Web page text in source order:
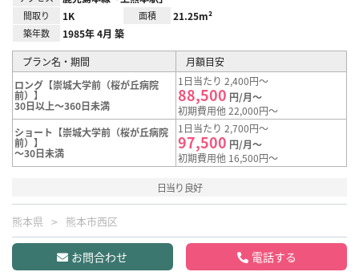
間取り 1K 面積 21.25m²
築年数 1985年 4月 築
プラン名・期間
月額目安
ロング【崇城大学前（桜が丘病院
前）】
30日以上～360日未満
1日当たり 2,400円～
88,500 円/月～
初期費用他 22,000円～
ショート【崇城大学前（桜が丘病院
前）】
～30日未満
1日当たり 2,700円～
97,500 円/月～
初期費用他 16,500円～
日当り良好
熊本県 熊本市西区
お問合わせ 電話する